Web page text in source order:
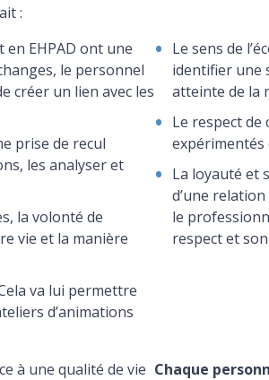
:
en EHPAD ont une
le personnel
créer un lien avec les
prise de recul
les analyser et
la volonté de
vie et la manière
va lui permettre
d’animations
Le sens de
identifier une
atteinte de la
Le respect de
La loyauté et
d’une
le
respect et
à une qualité de vie Chaque